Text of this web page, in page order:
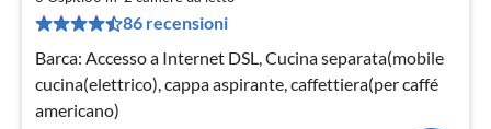
86 recensioni
Barca: Accesso a Internet DSL, Cucina separata(mobile
cucina(elettrico), cappa aspirante, caffettiera(per caffé
americano)